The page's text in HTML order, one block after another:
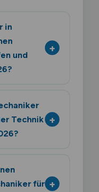
in
und
Technik
für